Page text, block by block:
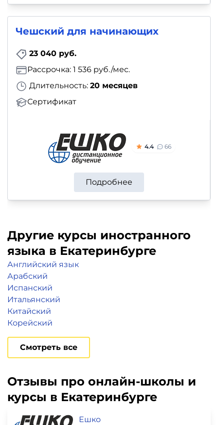
Чешский для начинающих
23 040 руб.
Длительность: 20 месяцев
Сертификат
Рассрочка: 1 536 руб./мес.
4.4 66
Подробнее
Другие курсы иностранного
языка в Екатеринбурге
Английский язык
Арабский
Испанский
Итальянский
Китайский
Корейский
Смотреть все
Отзывы про онлайн-школы и
курсы в Екатеринбурге
Ешко